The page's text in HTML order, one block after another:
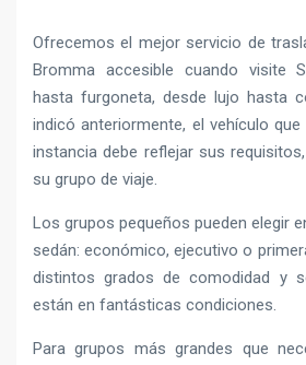
Ofrecemos el mejor servicio de
Bromma accesible cuando visite
hasta furgoneta, desde lujo hasta
indicó anteriormente, el vehículo
instancia debe reflejar sus
su grupo de viaje.
Los grupos pequeños pueden elegir
sedán: económico, ejecutivo o
distintos grados de comodidad y
están en fantásticas condiciones.
Para grupos más grandes que